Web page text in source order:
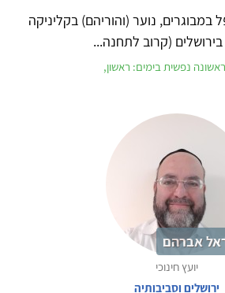
במבוגרים, נוער (והוריהם) בקליניקה
(קרוב לתחנה...
נפשית בימים: ראשון,
אברהם
יועץ חינוכי
ירושלים וסביבותיה